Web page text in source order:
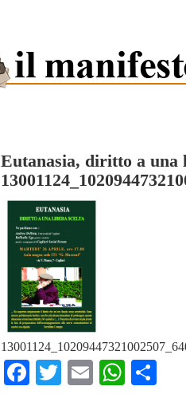
Eutanasia, diritto a una
Facebook
TwitterEmail